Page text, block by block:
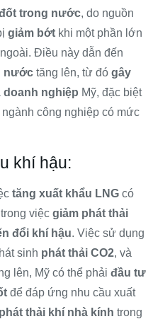
trong nước, do nguồn
giảm bớt khi một phần lớn
Điều này dẫn đến
nước tăng lên, từ đó gây
doanh nghiệp Mỹ, đặc biệt
công nghiệp có mức
khí hậu:
tăng xuất khẩu LNG có
việc giảm phát thải
đổi khí hậu. Việc sử dụng
sinh phát thải CO2, và
lên, Mỹ có thể phải đầu tư
để đáp ứng nhu cầu xuất
phát thải khí nhà kính trong